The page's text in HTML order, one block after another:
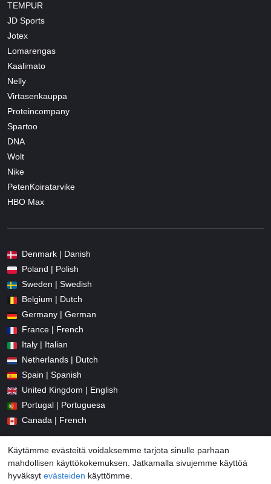
TEMPUR
JD Sports
Jotex
Lomarengas
Kaalimato
Nelly
Virtasenkauppa
Proteincompany
Spartoo
DNA
Wolt
Nike
PetenKoiratarvike
HBO Max
Denmark | Danish
Poland | Polish
Sweden | Swedish
Belgium | Dutch
Germany | German
France | French
Italy | Italian
Netherlands | Dutch
Spain | Spanish
United Kingdom | English
Portugal | Portuguesa
Canada | French
Käytämme evästeitä voidaksemme tarjota sinulle parhaan
mahdollisen käyttökokemuksen. Jatkamalla sivujemme käyttöä
hyväksyt evästeiden käyttömme.